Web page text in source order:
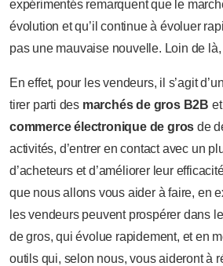
expérimentés remarquent que le
évolution et qu’il continue à évoluer
pas une mauvaise nouvelle. Loin de là,
En effet, pour les vendeurs, il s’agit
tirer parti des marchés de gros B2B et
commerce électronique de gros de
activités, d’entrer en contact avec un
d’acheteurs et d’améliorer leur
que nous allons vous aider à faire, en
les vendeurs peuvent prospérer dans
de gros, qui évolue rapidement, et en
outils qui, selon nous, vous aideront à